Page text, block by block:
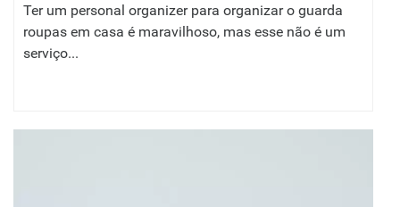
Ter um personal organizer para organizar o guarda
roupas em casa é maravilhoso, mas esse não é um
serviço...